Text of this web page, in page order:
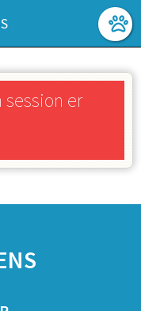
session er